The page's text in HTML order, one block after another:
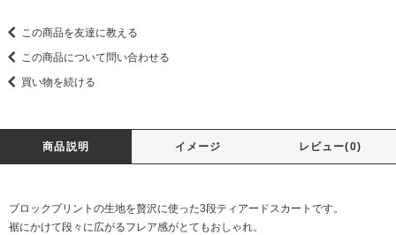
この商品を友達に教える
この商品について問い合わせる
買い物を続ける
商品説明 イメージ レビュー(0)
ブロックプリントの生地を贅沢に使った3段ティアードスカートです。
裾にかけて段々に広がるフレア感がとてもおしゃれ。